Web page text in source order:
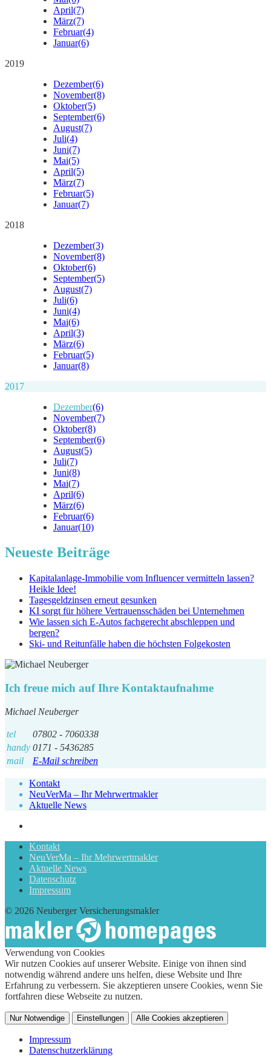
April(7)
März(7)
Februar(4)
Januar(6)
2019
Dezember(6)
November(8)
Oktober(5)
September(6)
August(7)
Juli(4)
Juni(7)
Mai(5)
April(5)
März(7)
Februar(5)
Januar(7)
2018
Dezember(3)
November(8)
Oktober(6)
September(5)
August(7)
Juli(6)
Juni(4)
Mai(6)
April(3)
März(6)
Februar(5)
Januar(8)
2017
Dezember(6)
November(7)
Oktober(8)
September(6)
August(5)
Juli(7)
Juni(8)
Mai(7)
April(6)
März(6)
Februar(6)
Januar(10)
Neueste Beiträge
Kapitalanlage-Immobilie vom Influencer vermitteln lassen?
Heikle Idee!
Tagesgeldzinsen erneut gesunken
KI sorgt für höhere Vertrauensschäden bei Unternehmen
Wie lassen sich E-Autos fachgerecht abschleppen und
bergen?
Ski- und Reitunfälle haben die höchsten Folgekosten
Ich freue mich auf Ihre Kontaktaufnahme
Michael Neuberger
tel
07802 - 7060338
handy 0171 - 5436285
mail
E-Mail schreiben
Kontakt
NeuVerMa – Ihr Mehrwertmakler
Aktuelle News
Kontakt
NeuVerMa – Ihr Mehrwertmakler
Aktuelle News
Datenschutz
Impressum
© 2026 Neuberger Versicherungsmakler
Verwendung von Cookies
Wir nutzen Cookies auf unserer Website. Einige von ihnen sind
notwendig während andere uns helfen, diese Website und Ihre
Erfahrung zu verbessern. Sie akzeptieren unsere Cookies, wenn Sie
fortfahren diese Webseite zu nutzen.
Nur Notwendige Einstellungen Alle Cookies akzeptieren
Impressum
Datenschutzerklärung